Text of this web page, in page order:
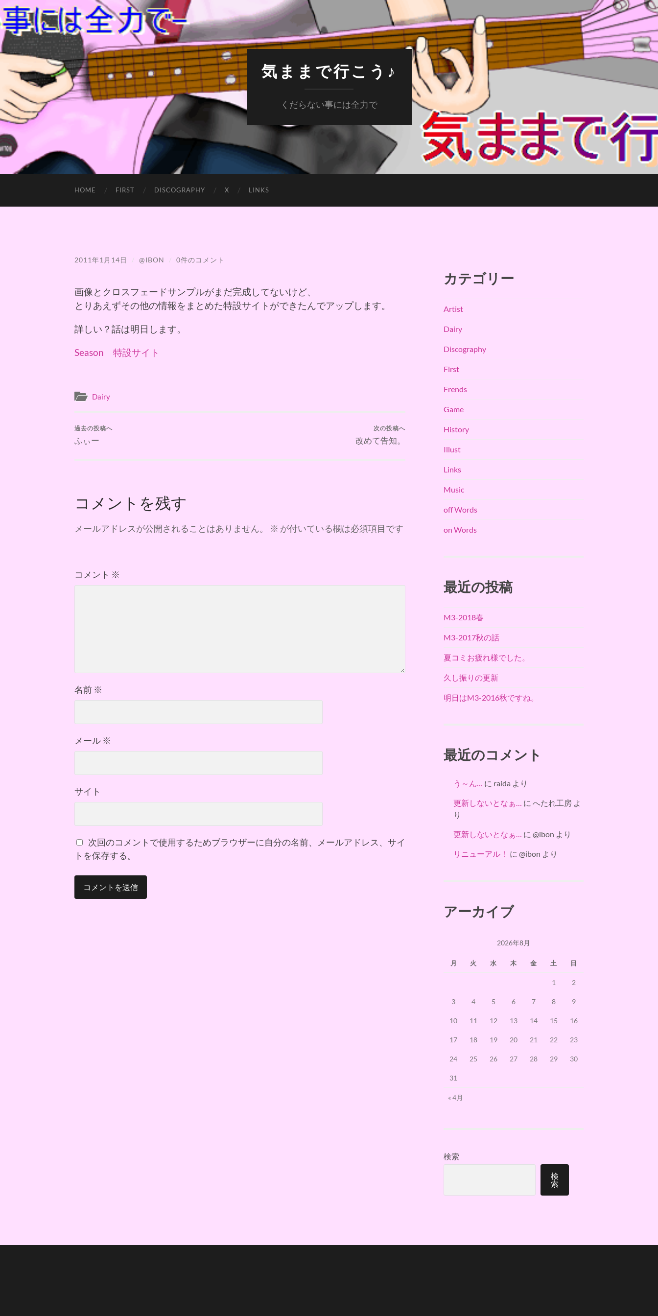
気ままで行こう♪
くだらない事には全力で
HOME FIRST DISCOGRAPHY X LINKS
2011年1月14日 / @IBON / 0件のコメント
画像とクロスフェードサンプルがまだ完成してないけど、
とりあえずその他の情報をまとめた特設サイトができたんでアップします。
詳しい？話は明日します。
Season 特設サイト
Dairy
過去の投稿へ
ふぃー
次の投稿へ
改めて告知。
コメントを残す
メールアドレスが公開されることはありません。 ※ が付いている欄は必須項目です
コメント ※
名前 ※
メール ※
サイト
次回のコメントで使用するためブラウザーに自分の名前、メールアドレス、サイ
トを保存する。
カテゴリー
Artist
Dairy
Discography
First
Frends
Game
History
Illust
Links
Music
off Words
on Words
最近の投稿
M3-2018春
M3-2017秋の話
夏コミお疲れ様でした。
久し振りの更新
明日はM3-2016秋ですね。
最近のコメント
う～ん… に raida より
更新しないとなぁ… に へたれ工房 よ
り
更新しないとなぁ… に @ibon より
リニューアル！ に @ibon より
アーカイブ
2026年8月
月 火 水 木 金 土 日
1 2
3 4 5 6 7 8 9
10 11 12 13 14 15 16
17 18 19 20 21 22 23
24 25 26 27 28 29 30
31
« 4月
検索
検
索